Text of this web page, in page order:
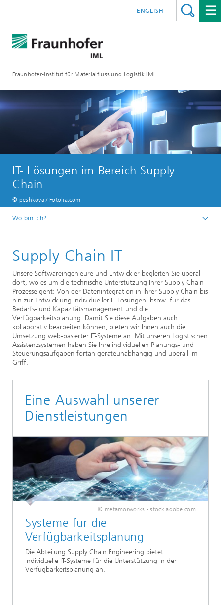
Fraunhofer-Institut für Materialfluss und Logistik IML
ENGLISH
IT- Lösungen im Bereich Supply
Chain
© peshkova / Fotolia.com
Wo bin ich?
Abteilungen
Supply Chain Engineering
Supply Chain IT
Unsere Softwareingenieure und Entwickler begleiten Sie überall
dort, wo es um die technische Unterstützung Ihrer Supply Chain
Prozesse geht: Von der Datenintegration in Ihrer Supply Chain bis
hin zur Entwicklung individueller IT-Lösungen, bspw. für das
Bedarfs- und Kapazitätsmanagement und die
Verfügbarkeitsplanung. Damit Sie diese Aufgaben auch
kollaborativ bearbeiten können, bieten wir Ihnen auch die
Umsetzung web-basierter IT-Systeme an. Mit unseren Logistischen
Assistenzsystemen haben Sie Ihre individuellen Planungs- und
Steuerungsaufgaben fortan geräteunabhängig und überall im
Griff.
Eine Auswahl unserer
Dienstleistungen
© metamorworks - stock.adobe.com
Systeme für die
Verfügbarkeitsplanung
Die Abteilung Supply Chain Engineering bietet
individuelle IT-Systeme für die Unterstützung in der
Verfügbarkeitsplanung an.